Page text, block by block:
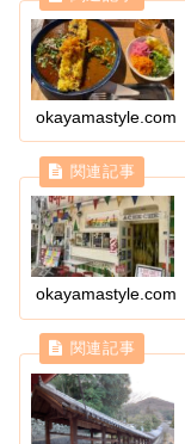
okayamastyle.com
okayamastyle.com